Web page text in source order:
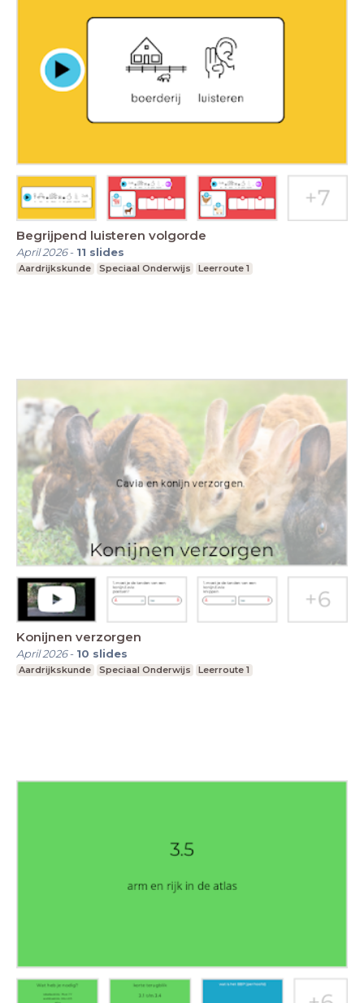
Begrijpend luisteren volgorde
April 2026- 11 slides
Aardrijkskunde Speciaal Onderwijs Leerroute 1
Konijnen verzorgen
April 2026- 10 slides
Aardrijkskunde Speciaal Onderwijs Leerroute 1